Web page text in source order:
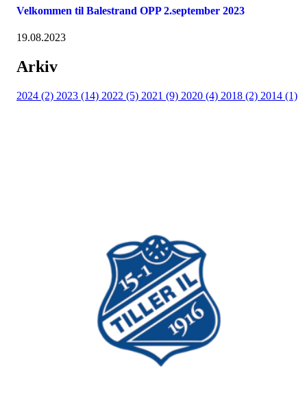
Velkommen til Balestrand OPP 2.september 2023
19.08.2023
Arkiv
2024 (2) 2023 (14) 2022 (5) 2021 (9) 2020 (4) 2018 (2) 2014 (1)